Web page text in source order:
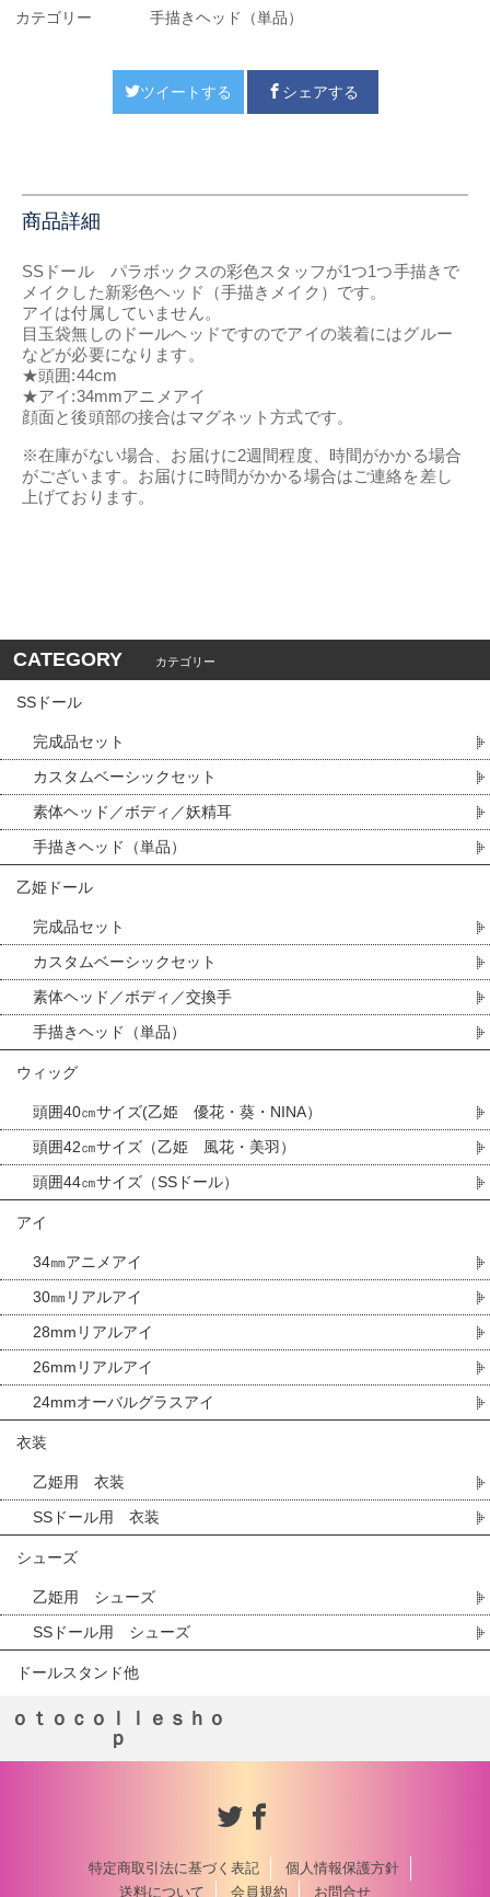
カテゴリー 手描きヘッド（単品）
ツイートする シェアする
商品詳細
SSドール パラボックスの彩色スタッフが1つ1つ手描きで
メイクした新彩色ヘッド（手描きメイク）です。
アイは付属していません。
目玉袋無しのドールヘッドですのでアイの装着にはグルー
などが必要になります。
★頭囲:44cm
★アイ:34mmアニメアイ
顔面と後頭部の接合はマグネット方式です。
※在庫がない場合、お届けに2週間程度、時間がかかる場合
がございます。お届けに時間がかかる場合はご連絡を差し
上げております。
CATEGORY カテゴリー
SSドール
完成品セット
カスタムベーシックセット
素体ヘッド／ボディ／妖精耳
手描きヘッド（単品）
乙姫ドール
完成品セット
カスタムベーシックセット
素体ヘッド／ボディ／交換手
手描きヘッド（単品）
ウィッグ
頭囲40㎝サイズ(乙姫 優花・葵・NINA）
頭囲42㎝サイズ（乙姫 風花・美羽）
頭囲44㎝サイズ（SSドール）
アイ
34㎜アニメアイ
30㎜リアルアイ
28mmリアルアイ
26mmリアルアイ
24mmオーバルグラスアイ
衣装
乙姫用 衣装
SSドール用 衣装
シューズ
乙姫用 シューズ
SSドール用 シューズ
ドールスタンド他
ｏｔｏｃｏｌｌｅｓｈｏ
ｐ
特定商取引法に基づく表記
個人情報保護方針
送料について
会員規約 お問合せ